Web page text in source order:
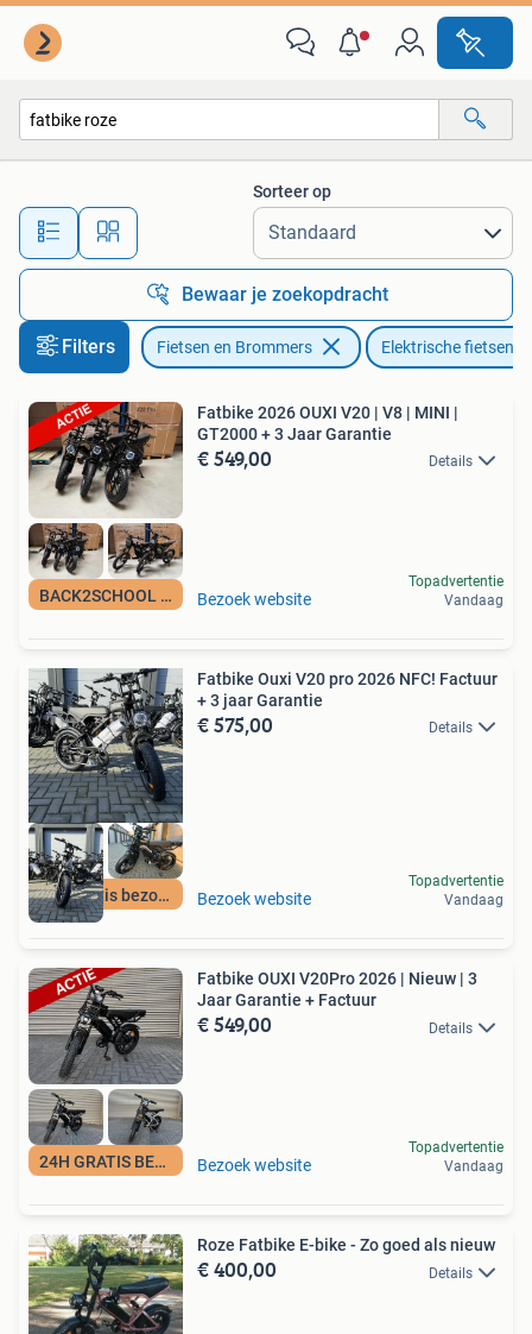
Alle afstanden…
Sorteer op
Bewaar je zoekopdracht
Filters Fietsen en Brommers Elektrische fietsen
BACK2SCHOOL ACTIE!
Fatbike 2026 OUXI V20 | V8 | MINI |
GT2000 + 3 Jaar Garantie
€ 549,00 Details
Bezoek website
Topadvertentie
Vandaag
24H gratis bezorgd
Fatbike Ouxi V20 pro 2026 NFC! Factuur
+ 3 jaar Garantie
€ 575,00 Details
Bezoek website
Topadvertentie
Vandaag
24H GRATIS BEZORGD
Fatbike OUXI V20Pro 2026 | Nieuw | 3
Jaar Garantie + Factuur
€ 549,00 Details
Bezoek website
Topadvertentie
Vandaag
Roze Fatbike E-bike - Zo goed als nieuw
€ 400,00 Details